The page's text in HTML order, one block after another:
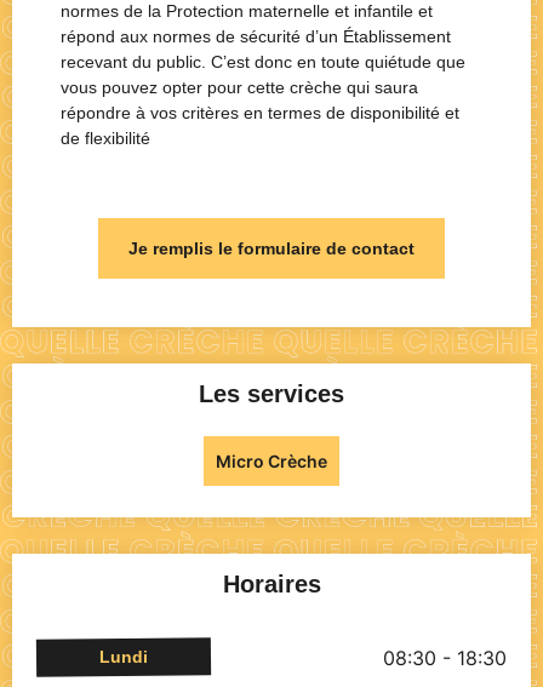
normes de la Protection maternelle et infantile et
répond aux normes de sécurité d’un Établissement
recevant du public. C’est donc en toute quiétude que
vous pouvez opter pour cette crèche qui saura
répondre à vos critères en termes de disponibilité et
de flexibilité
Je remplis le formulaire de contact
Les services
Micro Crèche
Horaires
Lundi 08:30 - 18:30